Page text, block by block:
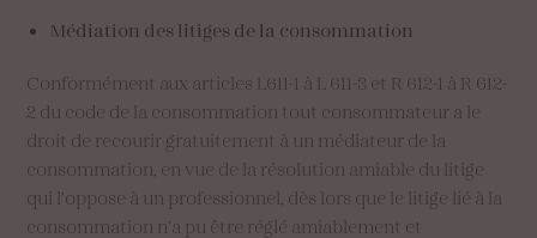
Médiation des litiges de la consommation
Conformément aux articles L611-1 à L 611-3 et R 612-1 à R 612-
2 du code de la consommation tout consommateur a le
droit de recourir gratuitement à un médiateur de la
consommation, en vue de la résolution amiable du litige
qui l’oppose à un professionnel, dès lors que le litige lié à la
consommation n’a pu être réglé amiablement et